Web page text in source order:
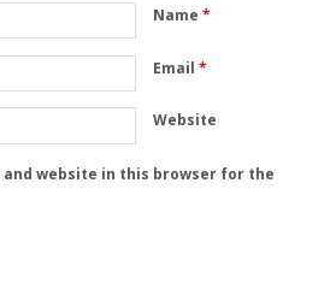
Name *
Email *
Website
and website in this browser for the